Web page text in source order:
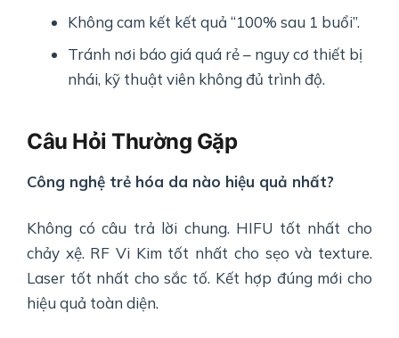
Không cam kết kết quả “100% sau 1 buổi”.
Tránh nơi báo giá quá rẻ – nguy cơ thiết bị
nhái, kỹ thuật viên không đủ trình độ.
Câu Hỏi Thường Gặp
Công nghệ trẻ hóa da nào hiệu quả nhất?
Không có câu trả lời chung. HIFU tốt nhất cho
chảy xệ. RF Vi Kim tốt nhất cho sẹo và texture.
Laser tốt nhất cho sắc tố. Kết hợp đúng mới cho
hiệu quả toàn diện.